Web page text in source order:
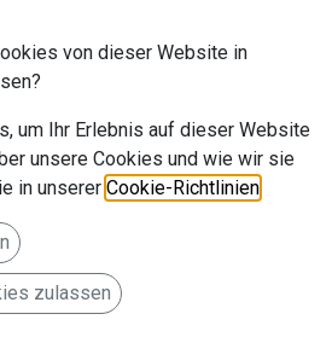
GmbH
1-11
Monitor und Digitalradio
von dieser Website in
um Ihr Erlebnis auf dieser Website
unsere Cookies und wie wir sie
in unserer Cookie-Richtlinien
zulassen